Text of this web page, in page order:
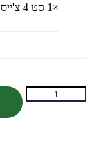
×1 סט 4 צ'ייסרים בעיצוב אישי